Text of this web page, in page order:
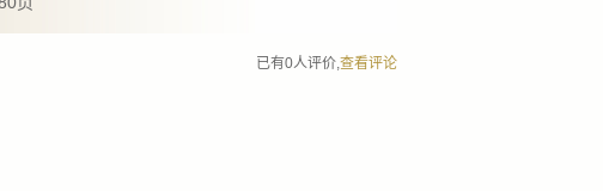
已有0人评价,查看评论